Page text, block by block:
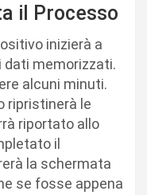
il Processo
inizierà a
dati memorizzati.
alcuni minuti.
ripristinerà le
riportato allo
il
la schermata
se fosse appena